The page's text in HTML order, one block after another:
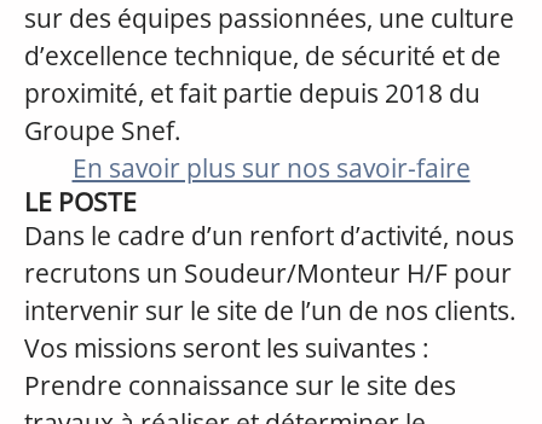
sur des équipes passionnées, une culture
d’excellence technique, de sécurité et de
proximité, et fait partie depuis 2018 du
Groupe Snef.
En savoir plus sur nos savoir-faire
LE POSTE
Dans le cadre d’un renfort d’activité, nous
recrutons un Soudeur/Monteur H/F pour
intervenir sur le site de l’un de nos clients.
Vos missions seront les suivantes :
Prendre connaissance sur le site des